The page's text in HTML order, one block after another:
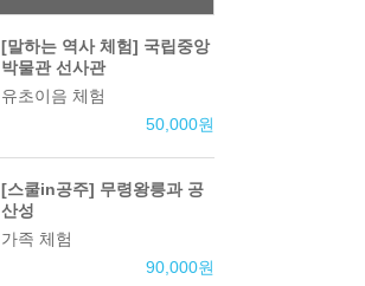
[말하는 역사 체험] 국립중앙
박물관 선사관
유초이음 체험
50,000원
[스쿨in공주] 무령왕릉과 공
산성
가족 체험
90,000원